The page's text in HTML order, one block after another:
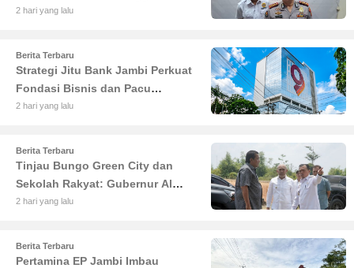
Jambi Diciduk Propam
2 hari yang lalu
Berita Terbaru
Strategi Jitu Bank Jambi Perkuat
Fondasi Bisnis dan Pacu
Pertumbuhan Ekonomi Jambi
2 hari yang lalu
Berita Terbaru
Tinjau Bungo Green City dan
Sekolah Rakyat: Gubernur Al
Haris Tekankan Sinergi
2 hari yang lalu
Berita Terbaru
Pertamina EP Jambi Imbau